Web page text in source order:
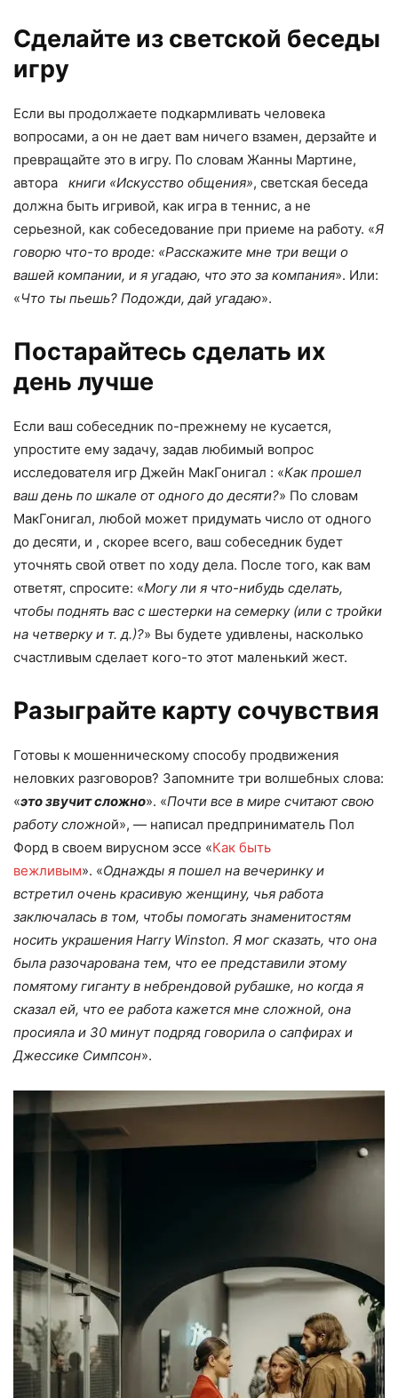
Сделайте из светской беседы
игру
Если вы продолжаете подкармливать человека
вопросами, а он не дает вам ничего взамен, дерзайте и
превращайте это в игру. По словам Жанны Мартине,
автора книги «Искусство общения», светская беседа
должна быть игривой, как игра в теннис, а не
серьезной, как собеседование при приеме на работу. «Я
говорю что-то вроде: «Расскажите мне три вещи о
вашей компании, и я угадаю, что это за компания». Или:
«Что ты пьешь? Подожди, дай угадаю».
Постарайтесь сделать их
день лучше
Если ваш собеседник по-прежнему не кусается,
упростите ему задачу, задав любимый вопрос
исследователя игр Джейн МакГонигал : «Как прошел
ваш день по шкале от одного до десяти?» По словам
МакГонигал, любой может придумать число от одного
до десяти, и , скорее всего, ваш собеседник будет
уточнять свой ответ по ходу дела. После того, как вам
ответят, спросите: «Могу ли я что-нибудь сделать,
чтобы поднять вас с шестерки на семерку (или с тройки
на четверку и т. д.)?» Вы будете удивлены, насколько
счастливым сделает кого-то этот маленький жест.
Разыграйте карту сочувствия
Готовы к мошенническому способу продвижения
неловких разговоров? Запомните три волшебных слова:
«это звучит сложно». «Почти все в мире считают свою
работу сложной», — написал предприниматель Пол
Форд в своем вирусном эссе «Как быть
вежливым». «Однажды я пошел на вечеринку и
встретил очень красивую женщину, чья работа
заключалась в том, чтобы помогать знаменитостям
носить украшения Harry Winston. Я мог сказать, что она
была разочарована тем, что ее представили этому
помятому гиганту в небрендовой рубашке, но когда я
сказал ей, что ее работа кажется мне сложной, она
просияла и 30 минут подряд говорила о сапфирах и
Джессике Симпсон».